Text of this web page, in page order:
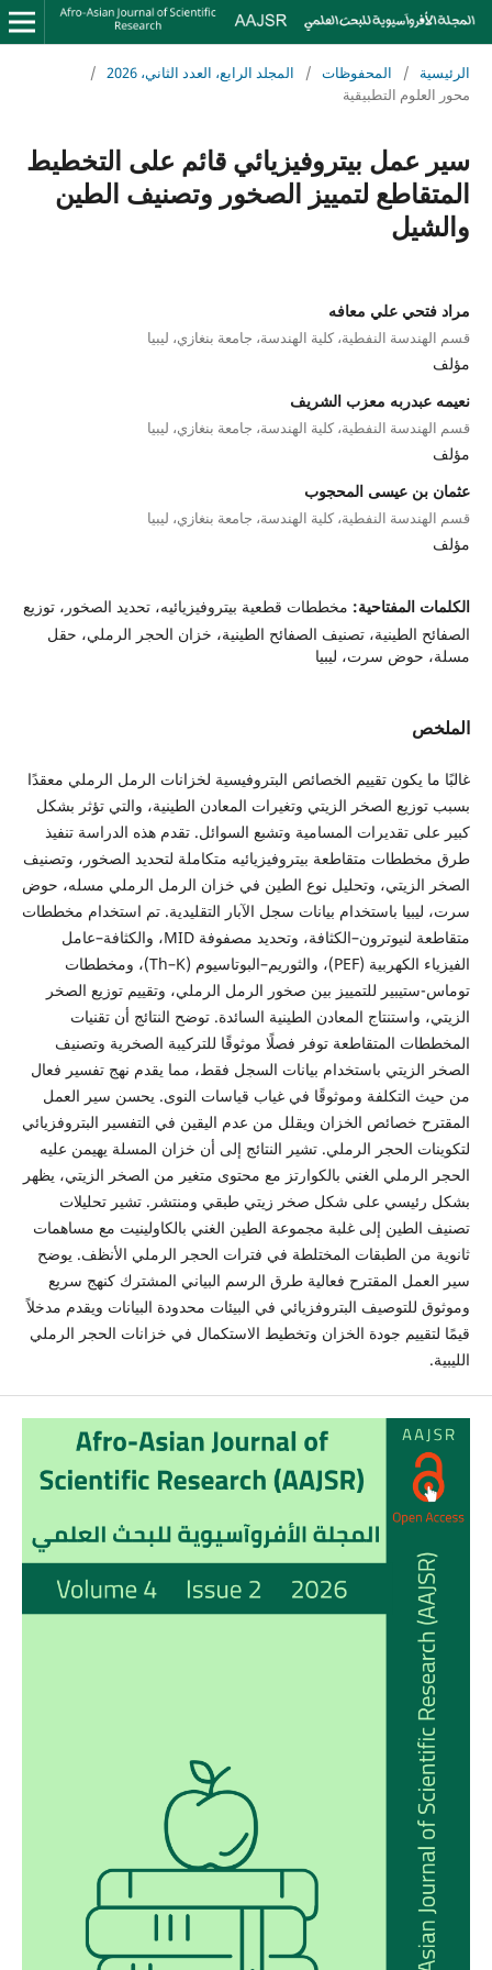
الرئيسية / المحفوظات / المجلد الرابع، العدد الثاني، 2026
/
محور العلوم التطبيقية
سير عمل بيتروفيزيائي قائم على التخطيط
المتقاطع لتمييز الصخور وتصنيف الطين
والشيل
مراد فتحي علي معافه
قسم الهندسة النفطية، كلية الهندسة، جامعة بنغازي، ليبيا
مؤلف
نعيمه عبدربه معزب الشريف
قسم الهندسة النفطية، كلية الهندسة، جامعة بنغازي، ليبيا
مؤلف
عثمان بن عيسى المحجوب
قسم الهندسة النفطية، كلية الهندسة، جامعة بنغازي، ليبيا
مؤلف
الكلمات المفتاحية: مخططات قطعية بيتروفيزيائيه، تحديد الصخور، توزيع
الصفائح الطينية، تصنيف الصفائح الطينية، خزان الحجر الرملي، حقل
مسلة، حوض سرت، ليبيا
الملخص
غالبًا ما يكون تقييم الخصائص البتروفيسية لخزانات الرمل الرملي معقدًا
بسبب توزيع الصخر الزيتي وتغيرات المعادن الطينية، والتي تؤثر بشكل
كبير على تقديرات المسامية وتشبع السوائل. تقدم هذه الدراسة تنفيذ
طرق مخططات متقاطعة بيتروفيزيائيه متكاملة لتحديد الصخور، وتصنيف
الصخر الزيتي، وتحليل نوع الطين في خزان الرمل الرملي مسله، حوض
سرت، ليبيا باستخدام بيانات سجل الآبار التقليدية. تم استخدام مخططات
متقاطعة لنيوترون–الكثافة، وتحديد مصفوفة MID، والكثافة–عامل
الفيزياء الكهربية (PEF)، والثوريم–البوتاسيوم (Th–K)، ومخططات
توماس-ستيبير للتمييز بين صخور الرمل الرملي، وتقييم توزيع الصخر
الزيتي، واستنتاج المعادن الطينية السائدة. توضح النتائج أن تقنيات
المخططات المتقاطعة توفر فصلًا موثوقًا للتركيبة الصخرية وتصنيف
الصخر الزيتي باستخدام بيانات السجل فقط، مما يقدم نهج تفسير فعال
من حيث التكلفة وموثوقًا في غياب قياسات النوى. يحسن سير العمل
المقترح خصائص الخزان ويقلل من عدم اليقين في التفسير البتروفزيائي
لتكوينات الحجر الرملي. تشير النتائج إلى أن خزان المسلة يهيمن عليه
الحجر الرملي الغني بالكوارتز مع محتوى متغير من الصخر الزيتي، يظهر
بشكل رئيسي على شكل صخر زيتي طبقي ومنتشر. تشير تحليلات
تصنيف الطين إلى غلبة مجموعة الطين الغني بالكاولينيت مع مساهمات
ثانوية من الطبقات المختلطة في فترات الحجر الرملي الأنظف. يوضح
سير العمل المقترح فعالية طرق الرسم البياني المشترك كنهج سريع
وموثوق للتوصيف البتروفزيائي في البيئات محدودة البيانات ويقدم مدخلاً
قيمًا لتقييم جودة الخزان وتخطيط الاستكمال في خزانات الحجر الرملي
الليبية.